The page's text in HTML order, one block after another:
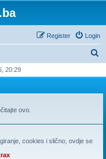
Login
Register
r
h
20:29
ovo.
cookies i slično, ovdje se